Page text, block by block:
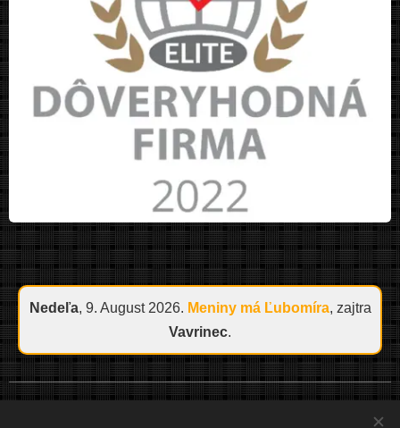
Nedeľa, 9. August 2026. Meniny má Ľubomíra, zajtra
Vavrinec.